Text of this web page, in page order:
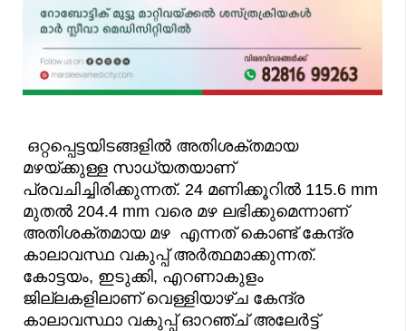
ഒറ്റപ്പെട്ടയിടങ്ങളിൽ അതിശക്തമായ
മഴയ്ക്കുള്ള സാധ്യതയാണ്
പ്രവചിച്ചിരിക്കുന്നത്. 24 മണിക്കൂറിൽ 115.6 mm
മുതൽ 204.4 mm വരെ മഴ ലഭിക്കുമെന്നാണ്
അതിശക്തമായ മഴ എന്നത് കൊണ്ട് കേന്ദ്ര
കാലാവസ്ഥ വകുപ്പ് അർത്ഥമാക്കുന്നത്.
കോട്ടയം, ഇടുക്കി, എറണാകുളം
ജില്ലകളിലാണ് വെള്ളിയാഴ്ച കേന്ദ്ര
കാലാവസ്ഥാ വകുപ്പ് ഓറഞ്ച് അലേർട്ട്